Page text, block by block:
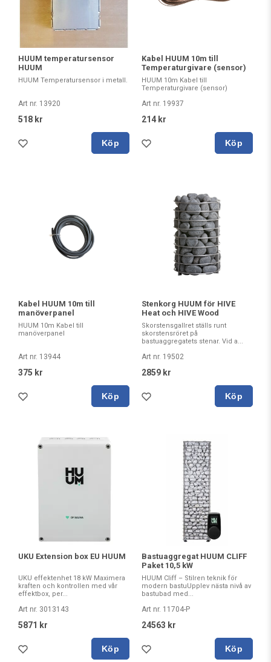
HUUM temperatursensor
HUUM
HUUM Temperatursensor i metall.
Art nr. 13920
518 kr
Köp
Kabel HUUM 10m till
Temperaturgivare (sensor)
HUUM 10m Kabel till
Temperaturgivare (sensor)
Art nr. 19937
214 kr
Köp
Kabel HUUM 10m till
manöverpanel
HUUM 10m Kabel till
manöverpanel
Art nr. 13944
375 kr
Köp
Stenkorg HUUM för HIVE
Heat och HIVE Wood
Skorstensgallret ställs runt
skorstensröret på
bastuaggregatets stenar. Vid a...
Art nr. 19502
2859 kr
Köp
UKU Extension box EU HUUM
UKU effektenhet 18 kW Maximera
kraften och kontrollen med vår
effektbox, per...
Art nr. 3013143
5871 kr
Köp
Bastuaggregat HUUM CLIFF
Paket 10,5 kW
HUUM Cliff – Stilren teknik för
modern bastuUpplev nästa nivå av
bastubad med...
Art nr. 11704-P
24563 kr
Köp